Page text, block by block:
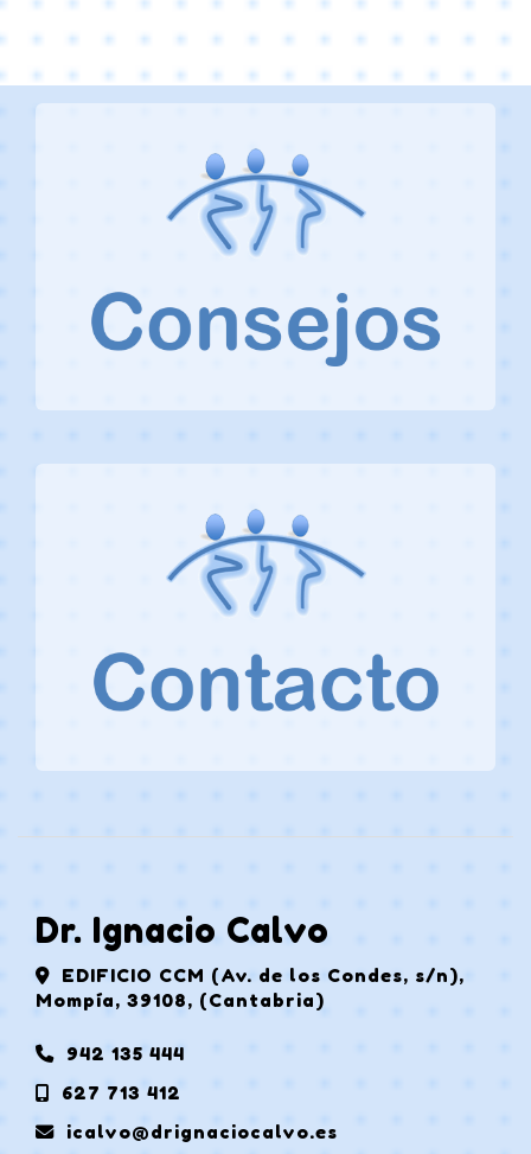
Dr. Ignacio Calvo
EDIFICIO CCM (Av. de los Condes, s/n),
Mompía, 39108, (Cantabria)
942 135 444
627 713 412
icalvo
drignaciocalvo.es